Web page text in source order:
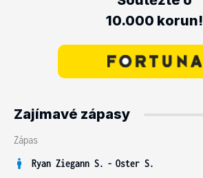
10.000 korun!
Zajímavé zápasy
Zápas
Ryan Ziegann S. - Oster S.